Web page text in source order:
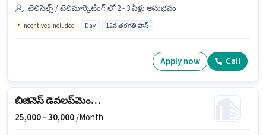
టెలిసెల్స్ / టెలిమార్కెటింగ్ లో 2 - 3 ఏళ్లు అనుభవం
Incentives included Day 12వ తరగతి పాస్
Apply now Call
బిజినెస్ డెవలప్‌మెంట్ ఎగ్జిక్యూటివ్
25,000 -30,000/Month